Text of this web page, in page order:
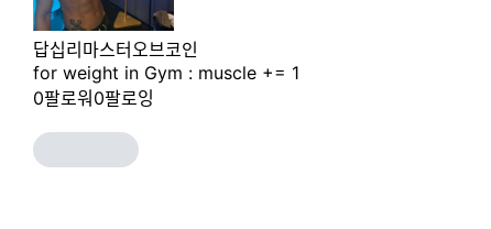
답십리마스터오브코인
for weight in Gym : muscle += 1
0팔로워 0팔로잉